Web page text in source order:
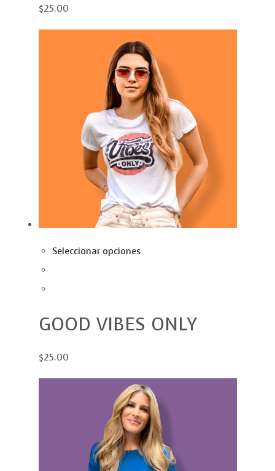
$25.00
Seleccionar opciones
GOOD VIBES ONLY
$25.00